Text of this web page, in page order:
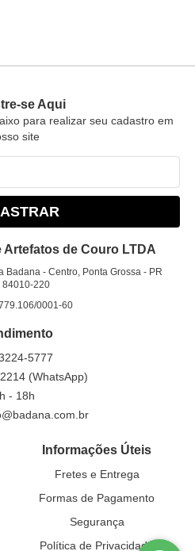
se Aqui
para realizar seu cadastro em
site
Artefatos de Couro LTDA
Badana - Centro, Ponta Grossa - PR
84010-220
0001-60
5777
(WhatsApp)
- 18h
Informações Úteis
Fretes e Entrega
Formas de Pagamento
Segurança
Política de Privacidade